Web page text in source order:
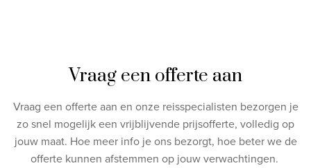
Vraag een offerte aan
Vraag een offerte aan en onze reisspecialisten bezorgen je
zo snel mogelijk een vrijblijvende prijsofferte, volledig op
jouw maat. Hoe meer info je ons bezorgt, hoe beter we de
offerte kunnen afstemmen op jouw verwachtingen.